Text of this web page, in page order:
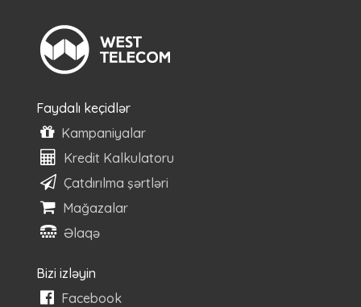
Faydalı keçidlər
Kampaniyalar
Kredit Kalkulatoru
Çatdırılma şərtləri
Mağazalar
Əlaqə
Bizi izləyin
Facebook